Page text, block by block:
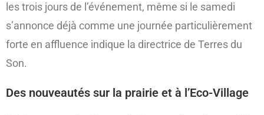
les trois jours de l’événement, même si le samedi
s’annonce déjà comme une journée particulièrement
forte en affluence indique la directrice de Terres du
Son.
Des nouveautés sur la prairie et à l’Eco-Village